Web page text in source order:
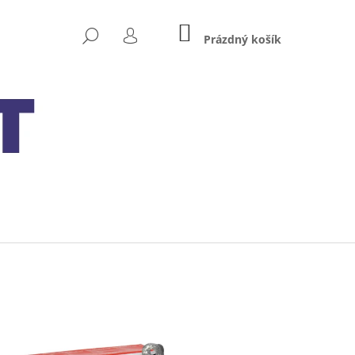
HLEDAT
PŘIHLÁŠENÍ
NÁKUPNÍ
KOŠÍK
Prázdný košík
MXS 5.0 12V 0.8A/5A S